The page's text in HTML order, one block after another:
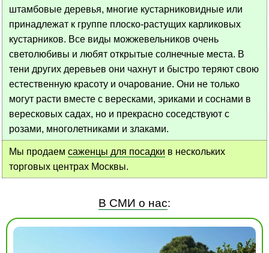
штамбовые деревья, многие кустарниковидные или
принадлежат к группе плоско-растущих карликовых
кустарников. Все виды можжевельников очень
светолюбивы и любят открытые солнечные места. В
тени других деревьев они чахнут и быстро теряют свою
естественную красоту и очарование. Они не только
могут расти вместе с вересками, эриками и соснами в
вересковых садах, но и прекрасно соседствуют с
розами, многолетниками и злаками.
Мы продаем саженцы для посадки в нескольких
торговых центрах Москвы.
В СМИ о нас: